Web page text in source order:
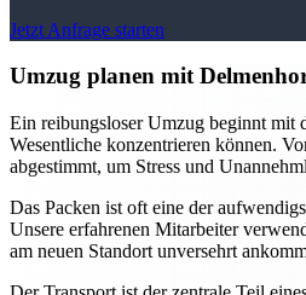
Jetzt Anfrage starten
Umzug planen mit
Ein reibungsloser Umzug beginnt mit
Wesentliche konzentrieren können.
abgestimmt, um Stress und
Das Packen ist oft eine der
Unsere erfahrenen Mitarbeiter
am neuen Standort unversehrt